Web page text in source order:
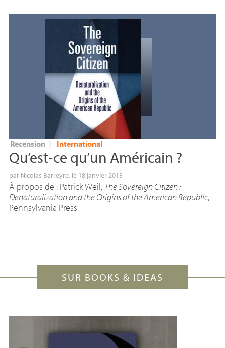
Recension 〉 International
Qu’est-ce qu’un Américain ?
par Nicolas Barreyre, le 18 janvier 2013
À propos de : Patrick Weil, The Sovereign Citizen :
Denaturalization and the Origins of the American Republic,
Pennsylvania Press
SUR BOOKS & IDEAS